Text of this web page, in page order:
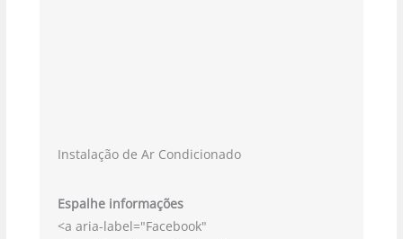
Instalação de Ar Condicionado
Espalhe informações
<a aria-label="Facebook"